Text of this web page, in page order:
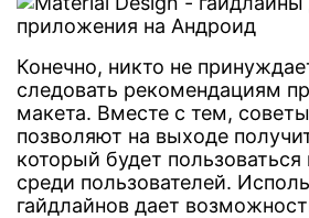
Конечно, никто не
следовать рекомендациям
макета. Вместе с тем,
позволяют на выходе
который будет
среди пользователей.
гайдлайнов дает